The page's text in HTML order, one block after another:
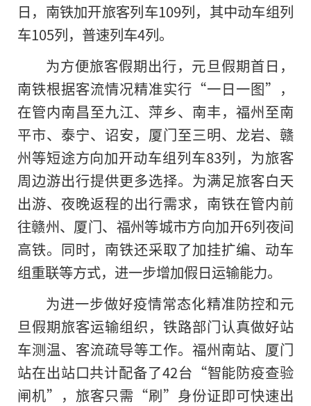
日，南铁加开旅客列车109列，其中动车组列
车105列，普速列车4列。
为方便旅客假期出行，元旦假期首日，
南铁根据客流情况精准实行“一日一图”，
在管内南昌至九江、萍乡、南丰，福州至南
平市、泰宁、诏安，厦门至三明、龙岩、赣
州等短途方向加开动车组列车83列，为旅客
周边游出行提供更多选择。为满足旅客白天
出游、夜晚返程的出行需求，南铁在管内前
往赣州、厦门、福州等城市方向加开6列夜间
高铁。同时，南铁还采取了加挂扩编、动车
组重联等方式，进一步增加假日运输能力。
为进一步做好疫情常态化精准防控和元
旦假期旅客运输组织，铁路部门认真做好站
车测温、客流疏导等工作。福州南站、厦门
站在出站口共计配备了42台“智能防疫查验
闸机”，旅客只需“刷”身份证即可快速出